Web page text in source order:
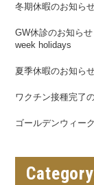
冬期休暇のお知ら
GW休診のお知ら
week holidays
夏季休暇のお知ら
ワクチン接種完了
ゴールデンウィー